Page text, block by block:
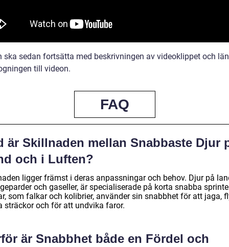
ska sedan fortsätta med beskrivningen av videoklippet och
till videon.
FAQ
är Skillnaden mellan Snabbaste Djur
och i Luften?
ligger främst i deras anpassningar och behov. Djur på
och gaseller, är specialiserade på korta snabba
som falkar och kolibrier, använder sin snabbhet för att jaga,
sträckor och för att undvika faror.
är Snabbhet både en Fördel och